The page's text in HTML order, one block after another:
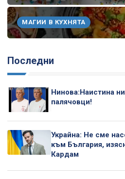
МАГИИ В КУХНЯТА
Последни
Нинова:Наистина
палячовци!
Украйна: Не сме
към България,
Кардам